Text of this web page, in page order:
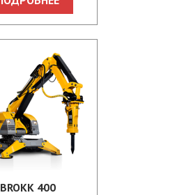
BROKK 400